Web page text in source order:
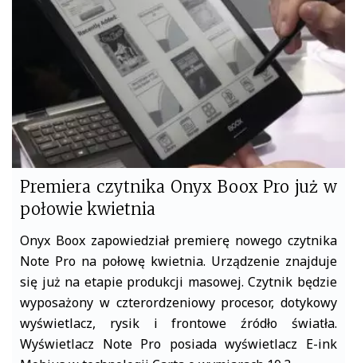
o
k
r
Premiera czytnika Onyx Boox Pro już w
połowie kwietnia
Onyx Boox zapowiedział premierę nowego czytnika
Note Pro na połowę kwietnia. Urządzenie znajduje
się już na etapie produkcji masowej. Czytnik będzie
wyposażony w czterordzeniowy procesor, dotykowy
wyświetlacz, rysik i frontowe źródło światła.
Wyświetlacz Note Pro posiada wyświetlacz E-ink